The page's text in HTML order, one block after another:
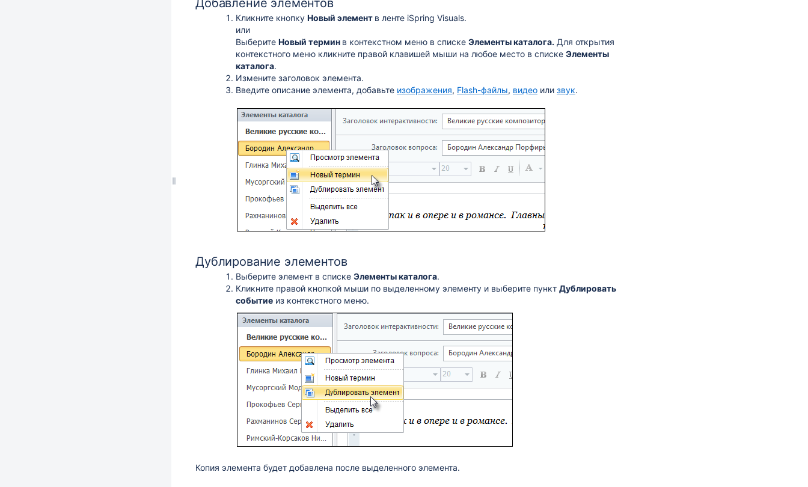
Добавление элементов
Кликните кнопку Новый элемент в ленте iSpring Visuals.
или
Выберите Новый термин в контекстном меню в списке Элементы каталога. Для открытия
контекстного меню кликните правой клавишей мыши на любое место в списке Элементы
каталога.
Измените заголовок элемента.
Введите описание элемента, добавьте изображения, Flash-файлы, видео или звук.
Дублирование элементов
Выберите элемент в списке Элементы каталога.
Кликните правой кнопкой мыши по выделенному элементу и выберите пункт Дублировать
событие из контекстного меню.
Копия элемента будет добавлена после выделенного элемента.